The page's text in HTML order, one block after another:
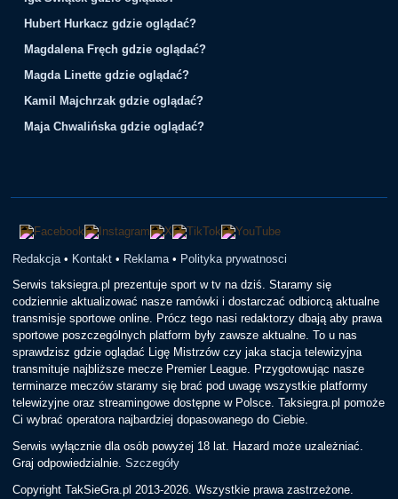
Hubert Hurkacz gdzie oglądać?
Magdalena Fręch gdzie oglądać?
Magda Linette gdzie oglądać?
Kamil Majchrzak gdzie oglądać?
Maja Chwalińska gdzie oglądać?
Redakcja • Kontakt • Reklama • Polityka prywatnosci
Serwis taksiegra.pl prezentuje sport w tv na dziś. Staramy się
codziennie aktualizować nasze ramówki i dostarczać odbiorcą aktualne
transmisje sportowe online. Prócz tego nasi redaktorzy dbają aby prawa
sportowe poszczególnych platform były zawsze aktualne. To u nas
sprawdzisz gdzie oglądać Ligę Mistrzów czy jaka stacja telewizyjna
transmituje najbliższe mecze Premier League. Przygotowując nasze
terminarze meczów staramy się brać pod uwagę wszystkie platformy
telewizyjne oraz streamingowe dostępne w Polsce. Taksiegra.pl pomoże
Ci wybrać operatora najbardziej dopasowanego do Ciebie.
Serwis wyłącznie dla osób powyżej 18 lat. Hazard może uzależniać.
Graj odpowiedzialnie.Szczegóły
Copyright TakSieGra.pl 2013-2026. Wszystkie prawa zastrzeżone.